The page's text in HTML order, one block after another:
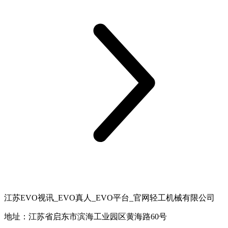
江苏EVO视讯_EVO真人_EVO平台_官网轻工机械有限公司
地址：江苏省启东市滨海工业园区黄海路60号